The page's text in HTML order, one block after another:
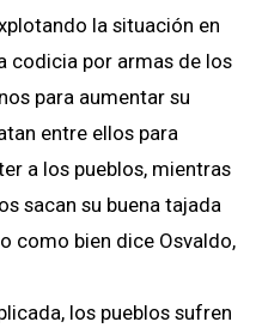
la situación en
codicia por armas de los
para aumentar su
entre ellos para
a los pueblos, mientras
sacan su buena tajada
como bien dice Osvaldo,
los pueblos sufren